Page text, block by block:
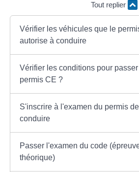
Tout replier
Vérifier les véhicules que le
autorise à conduire
Vérifier les conditions pour
permis CE ?
S'inscrire à l'examen du permis de
conduire
Passer l'examen du code
théorique)